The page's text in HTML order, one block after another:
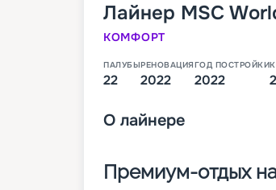
Лайнер MSC
КОМФОРТ
ПАЛУБЫ
22
РЕНОВАЦИЯ
2022
ГОД ПОСТРОЙКИ
2022
О лайнере
Премиум-отдых